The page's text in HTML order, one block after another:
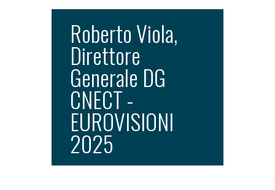
Roberto Viola,
Direttore
Generale DG
CNECT -
EUROVISIONI
2025